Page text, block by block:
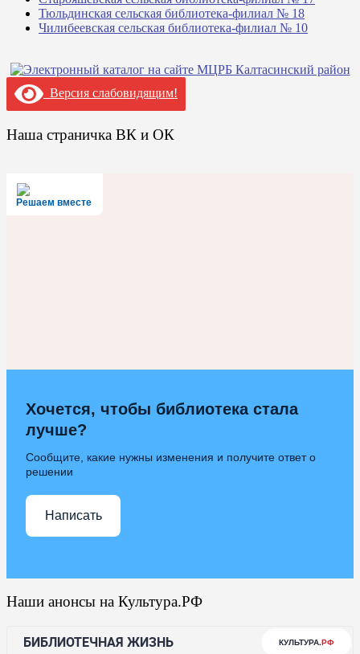
Тюльдинская сельская библиотека-филиал № 18
Чилибеевская сельская библиотека-филиал № 10
Версия слабовидящим!
Наша страничка ВК и ОК
Решаем вместе
Хочется, чтобы библиотека стала
лучше?
Сообщите, какие нужны изменения и получите ответ о
решении
Написать
Наши анонсы на Культура.РФ